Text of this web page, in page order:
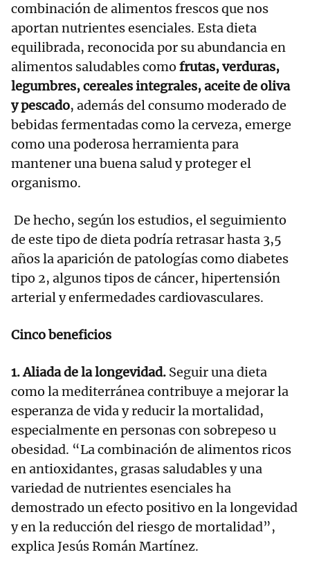
combinación de alimentos frescos que nos
aportan nutrientes esenciales. Esta dieta
equilibrada, reconocida por su abundancia en
alimentos saludables como frutas, verduras,
legumbres, cereales integrales, aceite de oliva
y pescado, además del consumo moderado de
bebidas fermentadas como la cerveza, emerge
como una poderosa herramienta para
mantener una buena salud y proteger el
organismo.
De hecho, según los estudios, el seguimiento
de este tipo de dieta podría retrasar hasta 3,5
años la aparición de patologías como diabetes
tipo 2, algunos tipos de cáncer, hipertensión
arterial y enfermedades cardiovasculares.
Cinco beneficios
1. Aliada de la longevidad. Seguir una dieta
como la mediterránea contribuye a mejorar la
esperanza de vida y reducir la mortalidad,
especialmente en personas con sobrepeso u
obesidad. “La combinación de alimentos ricos
en antioxidantes, grasas saludables y una
variedad de nutrientes esenciales ha
demostrado un efecto positivo en la longevidad
y en la reducción del riesgo de mortalidad”,
explica Jesús Román Martínez.